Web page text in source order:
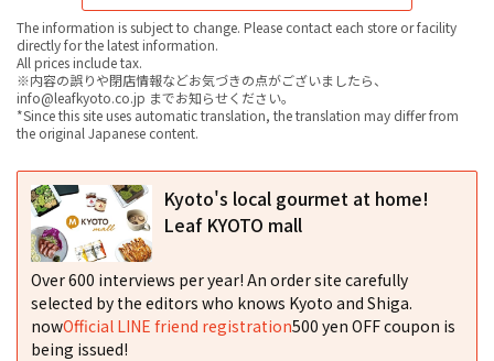
The information is subject to change. Please contact each store or facility
directly for the latest information.
All prices include tax.
※内容の誤りや閉店情報などお気づきの点がございましたら、
info@leafkyoto.co.jp までお知らせください。
*Since this site uses automatic translation, the translation may differ from
the original Japanese content.
Kyoto's local gourmet at home!
Leaf KYOTO mall
Over 600 interviews per year! An order site carefully
selected by the editors who knows Kyoto and Shiga.
nowOfficial LINE friend registration500 yen OFF coupon is
being issued!